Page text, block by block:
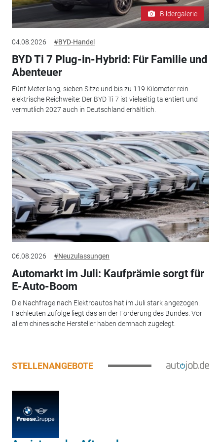
Bildergalerie
04.08.2026 #BYD-Handel
BYD Ti 7 Plug-in-Hybrid: Für Familie und
Abenteuer
Fünf Meter lang, sieben Sitze und bis zu 119 Kilometer rein
elektrische Reichweite: Der BYD Ti 7 ist vielseitig talentiert und
vermutlich 2027 auch in Deutschland erhältlich.
06.08.2026 #Neuzulassungen
Automarkt im Juli: Kaufprämie sorgt für
E-Auto-Boom
Die Nachfrage nach Elektroautos hat im Juli stark angezogen.
Fachleuten zufolge liegt das an der Förderung des Bundes. Vor
allem chinesische Hersteller haben demnach zugelegt.
STELLENANGEBOTE